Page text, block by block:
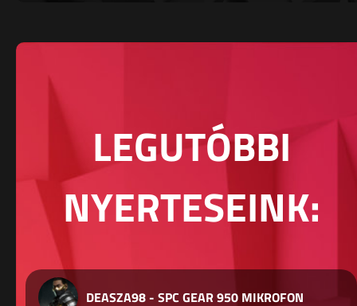
LEGUTÓBBI
NYERTESEINK:
DEASZA98 - SPC GEAR 950 MIKROFON